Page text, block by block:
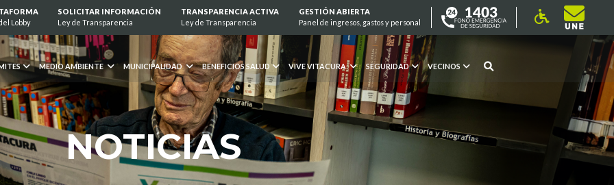
Lobby
SOLICITAR INFORMACIÓN
Ley de Transparencia
TRANSPARENCIA ACTIVA
Ley de Transparencia
GESTIÓN ABIERTA
Panel de ingresos, gastos y personal
MEDIO AMBIENTE MUNICIPALIDAD BENEFICIOS SALUD VIVE VITACURA SEGURIDAD VECINOS
NOTICIAS